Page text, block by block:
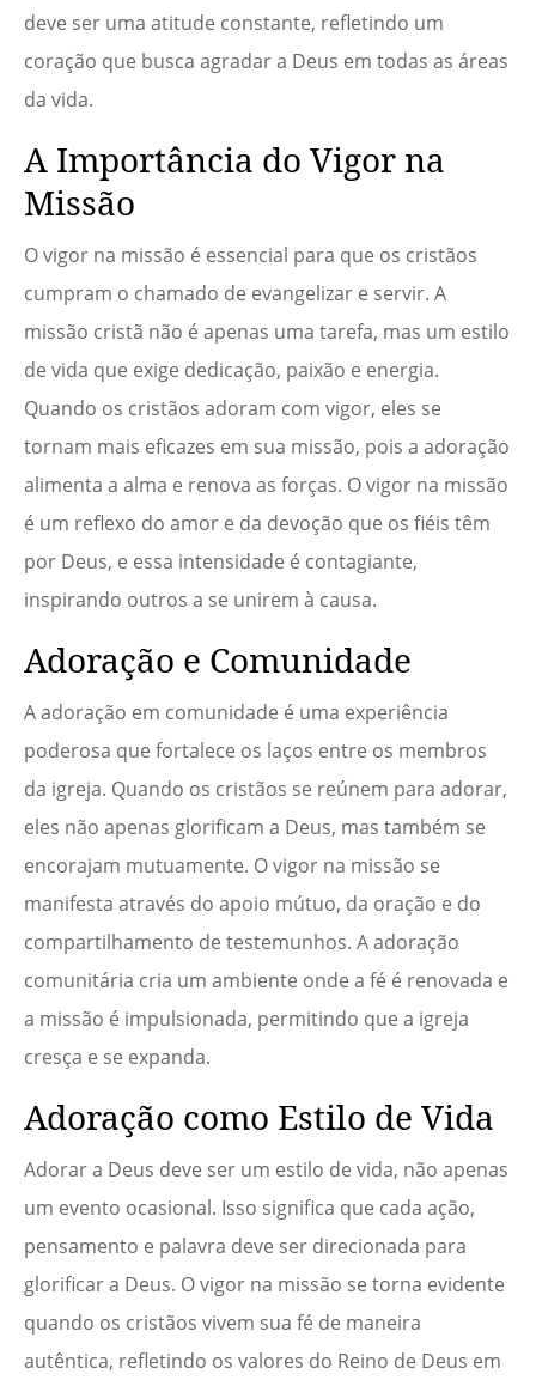
deve ser uma atitude constante, refletindo um
coração que busca agradar a Deus em todas as áreas
da vida.
A Importância do Vigor na
Missão
O vigor na missão é essencial para que os cristãos
cumpram o chamado de evangelizar e servir. A
missão cristã não é apenas uma tarefa, mas um estilo
de vida que exige dedicação, paixão e energia.
Quando os cristãos adoram com vigor, eles se
tornam mais eficazes em sua missão, pois a adoração
alimenta a alma e renova as forças. O vigor na missão
é um reflexo do amor e da devoção que os fiéis têm
por Deus, e essa intensidade é contagiante,
inspirando outros a se unirem à causa.
Adoração e Comunidade
A adoração em comunidade é uma experiência
poderosa que fortalece os laços entre os membros
da igreja. Quando os cristãos se reúnem para adorar,
eles não apenas glorificam a Deus, mas também se
encorajam mutuamente. O vigor na missão se
manifesta através do apoio mútuo, da oração e do
compartilhamento de testemunhos. A adoração
comunitária cria um ambiente onde a fé é renovada e
a missão é impulsionada, permitindo que a igreja
cresça e se expanda.
Adoração como Estilo de Vida
Adorar a Deus deve ser um estilo de vida, não apenas
um evento ocasional. Isso significa que cada ação,
pensamento e palavra deve ser direcionada para
glorificar a Deus. O vigor na missão se torna evidente
quando os cristãos vivem sua fé de maneira
autêntica, refletindo os valores do Reino de Deus em